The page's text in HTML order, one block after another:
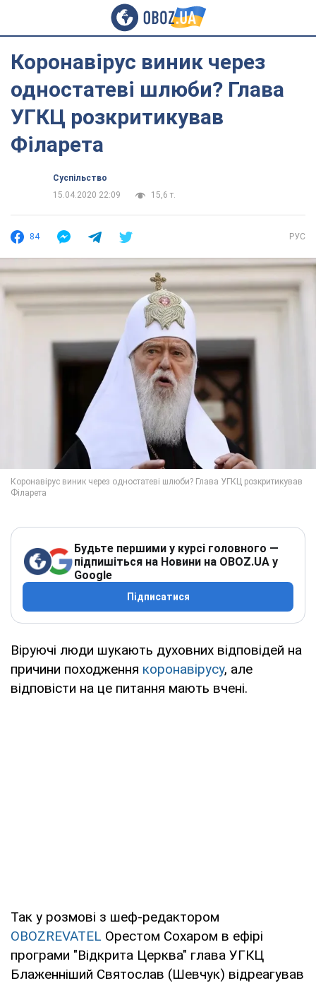
Коронавірус виник через
одностатеві шлюби? Глава
УГКЦ розкритикував
Філарета
Суспільство
15.04.2020 22:09
15,6 т.
84 РУС
Будьте першими у курсі головного —
підпишіться на Новини на OBOZ.UA у
Google
Підписатися
Віруючі люди шукають духовних відповідей на
причини походження коронавірусу, але
відповісти на це питання мають вчені.
Так у розмові з шеф-редактором
OBOZREVATEL Орестом Сохаром в ефірі
програми "Відкрита Церква" глава УГКЦ
Блаженніший Святослав (Шевчук) відреагував